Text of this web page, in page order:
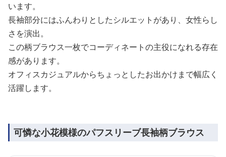
います。
長袖部分にはふんわりとしたシルエットがあり、女性らし
さを演出。
この柄ブラウス一枚でコーディネートの主役になれる存在
感があります。
オフィスカジュアルからちょっとしたお出かけまで幅広く
活躍します。
可憐な小花模様のパフスリーブ長袖柄ブラウス